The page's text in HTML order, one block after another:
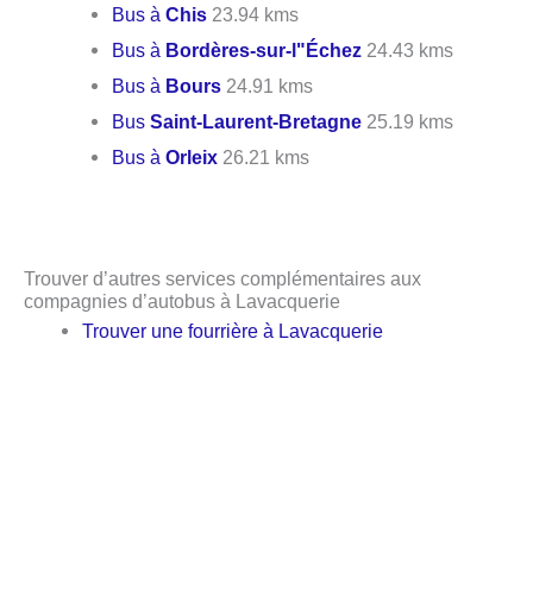
Bus àChis 23.94 kms
Bus à Bordères-sur-l"Échez 24.43 kms
Bus à Bours 24.91 kms
BusSaint-Laurent-Bretagne 25.19 kms
Bus àOrleix 26.21 kms
Trouver d’autres services complémentaires aux
compagnies d’autobus à Lavacquerie
Trouver une fourrière à Lavacquerie